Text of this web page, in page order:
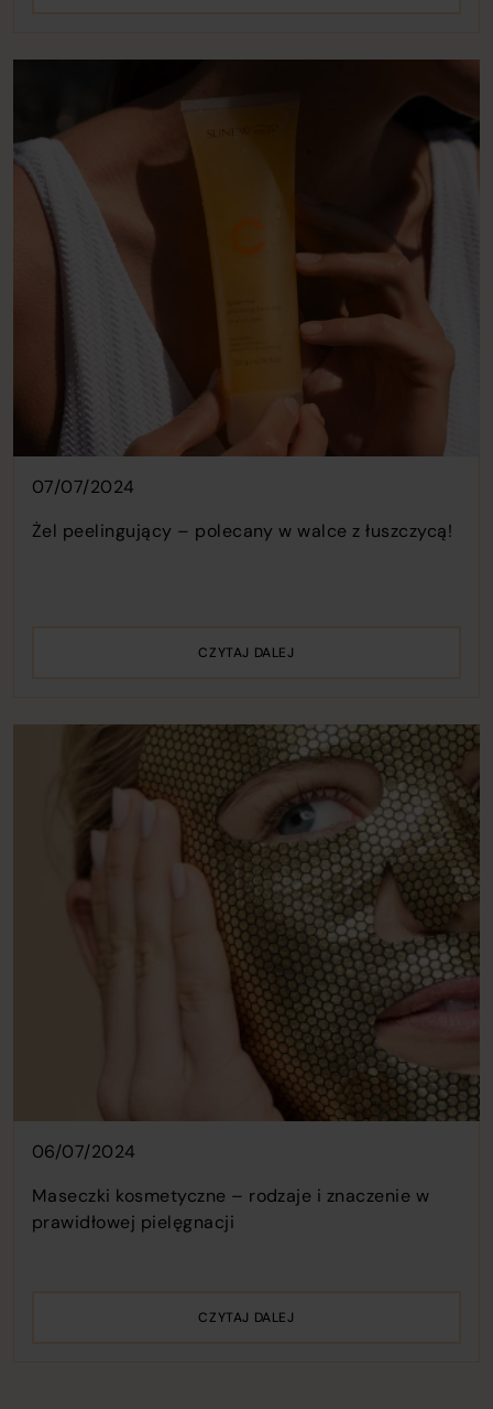
07/07/2024
Żel peelingujący – polecany w walce z łuszczycą!
CZYTAJ DALEJ
06/07/2024
Maseczki kosmetyczne – rodzaje i znaczenie w
prawidłowej pielęgnacji
CZYTAJ DALEJ